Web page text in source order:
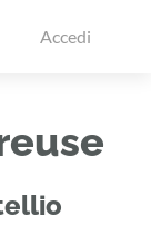
Accedi